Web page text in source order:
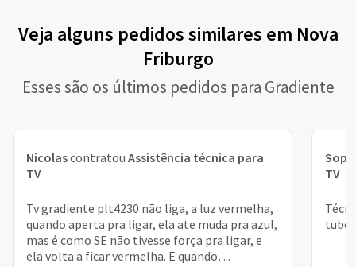
Veja alguns pedidos similares em Nova
Friburgo
Esses são os últimos pedidos para Gradiente
Nicolascontratou Assistência técnica para
TV
Tv gradiente plt4230 não liga, a luz vermelha,
quando aperta pra ligar, ela ate muda pra azul,
mas é como SE não tivesse força pra ligar, e
ela volta a ficar vermelha. E quando
TV
tubo